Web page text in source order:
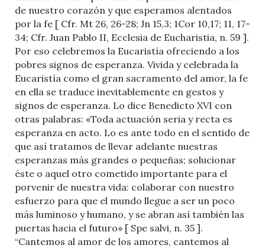
de nuestro corazón y que esperamos alentados
por la fe [ Cfr. Mt 26, 26-28; Jn 15,3; 1Cor 10,17; 11, 17-
34; Cfr. Juan Pablo II, Ecclesia de Eucharistia, n. 59 ].
Por eso celebremos la Eucaristía ofreciendo a los
pobres signos de esperanza. Vivida y celebrada la
Eucaristía como el gran sacramento del amor, la fe
en ella se traduce inevitablemente en gestos y
signos de esperanza. Lo dice Benedicto XVI con
otras palabras: «Toda actuación seria y recta es
esperanza en acto. Lo es ante todo en el sentido de
que así tratamos de llevar adelante nuestras
esperanzas más grandes o pequeñas; solucionar
éste o aquel otro cometido importante para el
porvenir de nuestra vida: colaborar con nuestro
esfuerzo para que el mundo llegue a ser un poco
más luminoso y humano, y se abran así también las
puertas hacia el futuro» [ Spe salvi, n. 35 ].
“Cantemos al amor de los amores, cantemos al